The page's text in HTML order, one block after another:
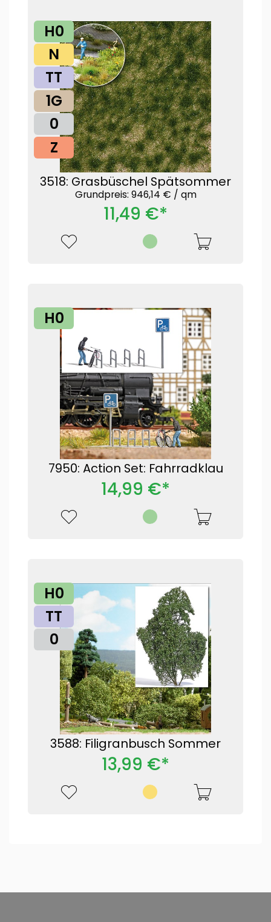
H0
N
TT
1G
0
Z
3518: Grasbüschel Spätsommer
Grundpreis: 946,14 € / qm
11,49 €*
H0
7950: Action Set: Fahrradklau
14,99 €*
H0
TT
0
3588: Filigranbusch Sommer
13,99 €*